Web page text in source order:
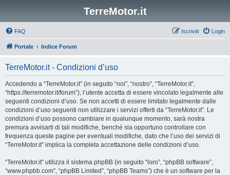
TerreMotor.it
FAQ Login
Iscriviti
Portale Indice Forum
TerreMotor.it - Condizioni d’uso
Accedendo a “TerreMotor.it” (in seguito “noi”, “nostro”, “TerreMotor.it”,
“https://terremotor.it/forum”), l’utente accetta di essere vincolato legalmente alle
seguenti condizioni d’uso. Se non accetti di essere limitato legalmente dalle
condizioni d’uso seguenti non utilizzare i servizi offerti da “TerreMotor.it”. Le
condizioni d’uso possono cambiare in qualunque momento, sarà nostra
premura avvisarti di tali modifiche, benché sia opportuno controllare con
frequenza queste pagine per eventuali modifiche, dato che l’uso dei servizi di
“TerreMotor.it” implica la completa accettazione delle condizioni d’uso.
“TerreMotor.it” utilizza il sistema phpBB (in seguito “loro”, “phpBB software”,
“www.phpbb.com”, “phpBB Limited”, “phpBB Teams”) che è un software per la